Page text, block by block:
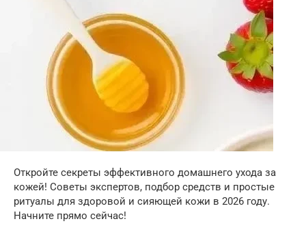
Откройте секреты эффективного домашнего ухода за
кожей! Советы экспертов, подбор средств и простые
ритуалы для здоровой и сияющей кожи в 2026 году.
Начните прямо сейчас!